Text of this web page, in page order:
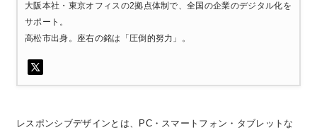
大阪本社・東京オフィスの2拠点体制で、全国の企業のデジタル化を
サポート。
高松市出身。座右の銘は「圧倒的努力」。
レスポンシブデザインとは、PC・スマートフォン・タブレットな